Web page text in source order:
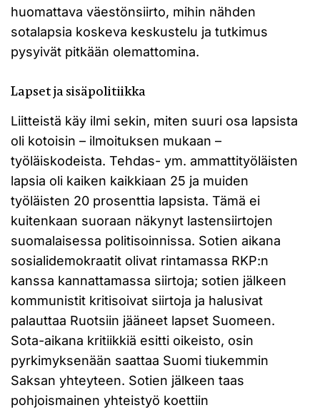
huomattava väestönsiirto, mihin nähden
sotalapsia koskeva keskustelu ja tutkimus
pysyivät pitkään olemattomina.
Lapset ja sisäpolitiikka
Liitteistä käy ilmi sekin, miten suuri osa lapsista
oli kotoisin – ilmoituksen mukaan –
työläiskodeista. Tehdas- ym. ammattityöläisten
lapsia oli kaiken kaikkiaan 25 ja muiden
työläisten 20 prosenttia lapsista. Tämä ei
kuitenkaan suoraan näkynyt lastensiirtojen
suomalaisessa politisoinnissa. Sotien aikana
sosialidemokraatit olivat rintamassa RKP:n
kanssa kannattamassa siirtoja; sotien jälkeen
kommunistit kritisoivat siirtoja ja halusivat
palauttaa Ruotsiin jääneet lapset Suomeen.
Sota-aikana kritiikkiä esitti oikeisto, osin
pyrkimyksenään saattaa Suomi tiukemmin
Saksan yhteyteen. Sotien jälkeen taas
pohjoismainen yhteistyö koettiin